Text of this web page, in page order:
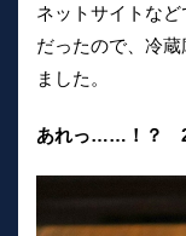
ネットサイトなど
だったので、冷
ました。
あれっ……！？